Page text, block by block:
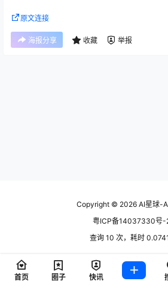
原文连接
海报分享 收藏 举报
Copyright © 2026AI星球-
粤ICP备14037330号-
查询 10 次，耗时
首页 圈子 快讯